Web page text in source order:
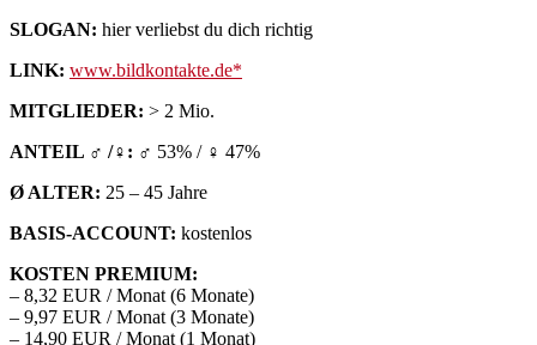
SLOGAN: hier verliebst du dich richtig
LINK: www.bildkontakte.de
MITGLIEDER: > 2 Mio.
ANTEIL ♂ /♀: ♂ 53% / ♀ 47%
Ø ALTER: 25 – 45 Jahre
BASIS-ACCOUNT: kostenlos
KOSTEN PREMIUM:
– 8,32 EUR / Monat (6 Monate)
– 9,97 EUR / Monat (3 Monate)
– 14,90 EUR / Monat (1 Monat)